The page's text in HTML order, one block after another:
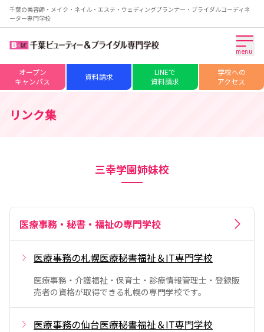
千葉の美容師・メイク・ネイル・エステ・ウェディングプランナー・ブライダルコーディネ
ーター専門学校
menu
オープン
キャンパス
資料請求
LINEで
資料請求
学校への
アクセス
リンク集
三幸学園姉妹校
医療事務・秘書・福祉の専門学校
医療事務の札幌医療秘書福祉＆IT専門学校
医療事務・介護福祉・保育士・診療情報管理士・登録販
売者の資格が取得できる札幌の専門学校です。
医療事務の仙台医療秘書福祉＆IT専門学校